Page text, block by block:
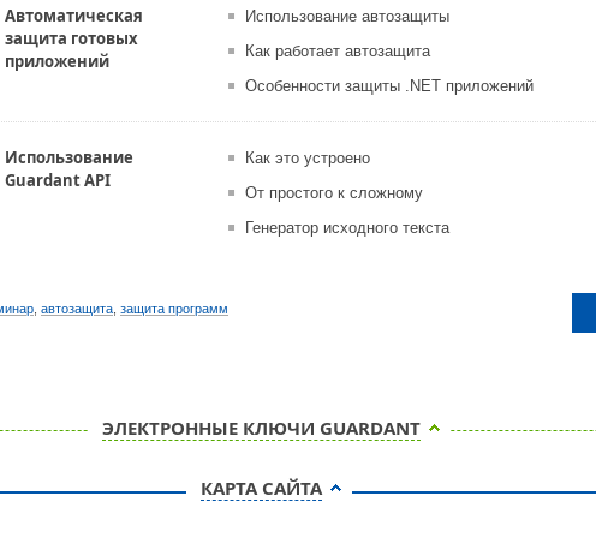
Автоматическая
защита готовых
приложений
Использование автозащиты
Как работает автозащита
Особенности защиты .NET приложений
Использование
Guardant API
Как это устроено
От простого к сложному
Генератор исходного текста
автозащита защита программ
ЭЛЕКТРОННЫЕ КЛЮЧИ GUARDANT
КАРТА САЙТА